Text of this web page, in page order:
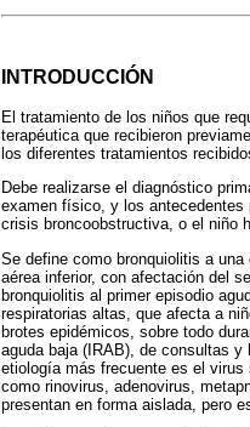
INTRODUCCIÓN
El tratamiento de los niños que
terapéutica que recibieron
los diferentes tratamientos
Debe realizarse el diagnóstico
examen físico, y los antecedentes
crisis broncoobstructiva, o el niño
Se define como bronquiolitis a
aérea inferior, con afectación del
bronquiolitis al primer episodio
respiratorias altas, que afecta a
brotes epidémicos, sobre todo
aguda baja (IRAB), de consultas
etiología más frecuente es el
como rinovirus, adenovirus,
presentan en forma aislada, pero